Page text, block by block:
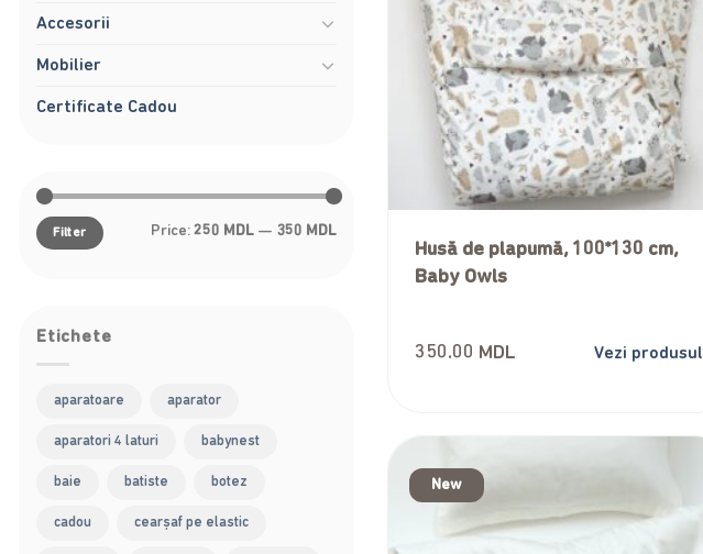
Accesorii
Mobilier
Certificate Cadou
Min
price
Max
priceFilter Price: 250 MDL — 350 MDL
Etichete
aparatoare aparator
aparatori 4 laturi babynest
baie batiste botez
cadou cearșaf pe elastic
Husă de plapumă, 100*130 cm,
Baby Owls
350.00 MDL Vezi produsul
New